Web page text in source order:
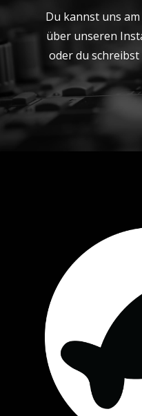
Du kannst uns
über unseren
oder du